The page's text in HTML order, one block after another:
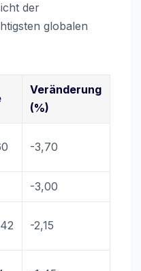
der
globalen
Veränderung
(%)
-3,70
-3,00
-2,15